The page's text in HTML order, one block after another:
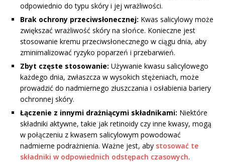
odpowiednio do typu skóry i jej wrażliwości.
Brak ochrony przeciwsłonecznej: Kwas salicylowy może
zwiększać wrażliwość skóry na słońce. Konieczne jest
stosowanie kremu przeciwsłonecznego w ciągu dnia, aby
zminimalizować ryzyko poparzeń i przebarwień.
Zbyt częste stosowanie: Używanie kwasu salicylowego
każdego dnia, zwłaszcza w wysokich stężeniach, może
prowadzić do nadmiernego złuszczania i osłabienia bariery
ochronnej skóry.
Łączenie z innymi drażniącymi składnikami: Niektóre
składniki aktywne, takie jak retinoidy czy inne kwasy, mogą
w połączeniu z kwasem salicylowym powodować
nadmierne podrażnienia. Ważne jest, aby stosować te
składniki w odpowiednich odstępach czasowych.